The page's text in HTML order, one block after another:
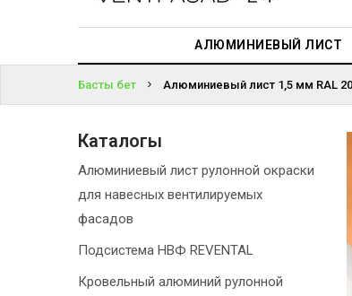
АЛЮМИНИЕВЫЙ ЛИСТ
ПРОЕКТИРОВАНИЕ
Басты бет Алюминиевый лист 1,5 мм RAL
Каталогы
Алюминиевый лист рулонной окраски
для навесных вентилируемых
фасадов
Подсистема НВФ REVENTAL
Кровельный алюминий рулонной